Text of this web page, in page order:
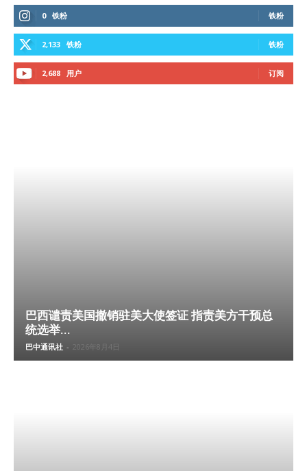
0 铁粉 铁粉
2,133 铁粉 铁粉
2,688 用户 订阅
巴西谴责美国撤销驻美大使签证 指责美方干预总
统选举...
巴中通讯社 - 2026年8月4日